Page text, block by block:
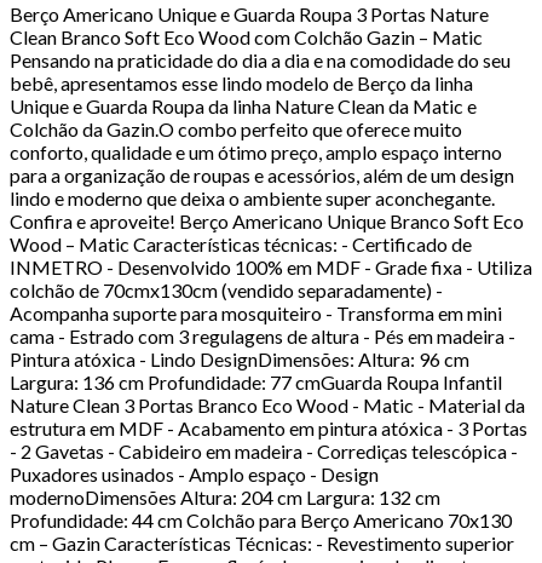
Berço Americano Unique e Guarda Roupa 3 Portas Nature
Clean Branco Soft Eco Wood com Colchão Gazin – Matic
Pensando na praticidade do dia a dia e na comodidade do seu
bebê, apresentamos esse lindo modelo de Berço da linha
Unique e Guarda Roupa da linha Nature Clean da Matic e
Colchão da Gazin.O combo perfeito que oferece muito
conforto, qualidade e um ótimo preço, amplo espaço interno
para a organização de roupas e acessórios, além de um design
lindo e moderno que deixa o ambiente super aconchegante.
Confira e aproveite! Berço Americano Unique Branco Soft Eco
Wood – Matic Características técnicas: - Certificado de
INMETRO - Desenvolvido 100% em MDF - Grade fixa - Utiliza
colchão de 70cmx130cm (vendido separadamente) -
Acompanha suporte para mosquiteiro - Transforma em mini
cama - Estrado com 3 regulagens de altura - Pés em madeira -
Pintura atóxica - Lindo DesignDimensões: Altura: 96 cm
Largura: 136 cm Profundidade: 77 cmGuarda Roupa Infantil
Nature Clean 3 Portas Branco Eco Wood - Matic - Material da
estrutura em MDF - Acabamento em pintura atóxica - 3 Portas
- 2 Gavetas - Cabideiro em madeira - Corrediças telescópica -
Puxadores usinados - Amplo espaço - Design
modernoDimensões Altura: 204 cm Largura: 132 cm
Profundidade: 44 cm Colchão para Berço Americano 70x130
cm – Gazin Características Técnicas: - Revestimento superior